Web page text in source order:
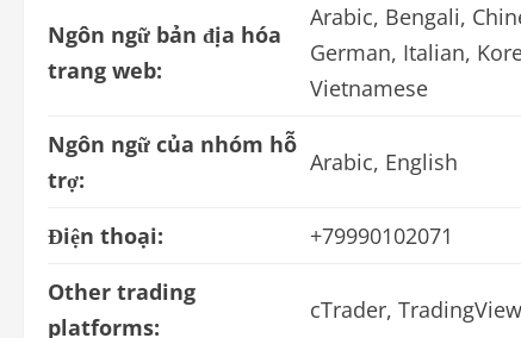
Ngôn ngữ bản địa hóa
trang web:
Arabic, Bengali,
German, Italian,
Vietnamese
Ngôn ngữ của nhóm hỗ
trợ:
Arabic, English
Điện thoại:
+79990102071
Other trading
platforms:
cTrader, TradingView